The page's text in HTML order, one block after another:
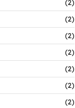
(2)
(2)
(2)
(2)
(2)
(2)
(2)